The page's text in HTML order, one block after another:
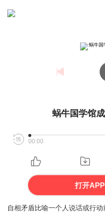
蜗牛国学馆
00:00
打开
自相矛盾比喻一个人说话或行